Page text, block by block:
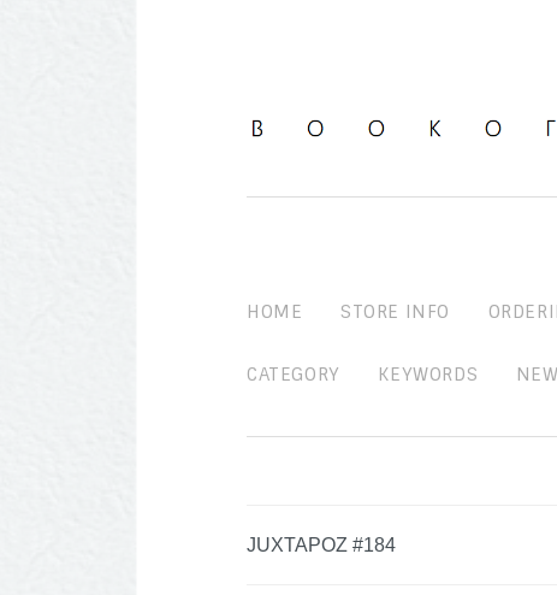
HOME STORE INFO
CATEGORY KEYWORDS
JUXTAPOZ #184